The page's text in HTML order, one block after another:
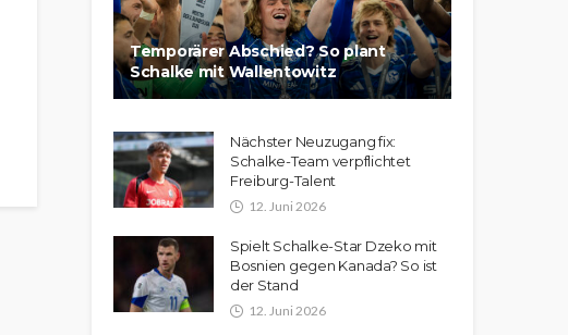
Temporärer Abschied? So plant
Schalke mit Wallentowitz
Nächster Neuzugang fix:
Schalke-Team verpflichtet
Freiburg-Talent
12. Juni 2026
Spielt Schalke-Star Dzeko mit
Bosnien gegen Kanada? So ist
der Stand
12. Juni 2026